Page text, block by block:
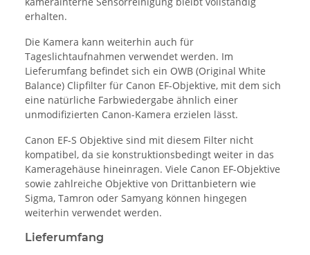
erhalten.
Die Kamera kann weiterhin auch für
Tageslichtaufnahmen verwendet werden. Im
Lieferumfang befindet sich ein OWB (Original White
Balance) Clipfilter für Canon EF-Objektive, mit dem sich
eine natürliche Farbwiedergabe ähnlich einer
unmodifizierten Canon-Kamera erzielen lässt.
Canon EF-S Objektive sind mit diesem Filter nicht
kompatibel, da sie konstruktionsbedingt weiter in das
Kameragehäuse hineinragen. Viele Canon EF-Objektive
sowie zahlreiche Objektive von Drittanbietern wie
Sigma, Tamron oder Samyang können hingegen
weiterhin verwendet werden.
Lieferumfang